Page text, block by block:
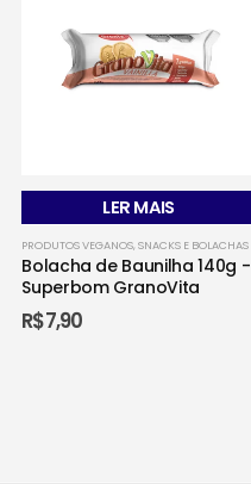
LER MAIS
PRODUTOS VEGANOS,SNACKS E BOLACHAS
Bolacha de Baunilha 140g -
Superbom GranoVita
R$7,90